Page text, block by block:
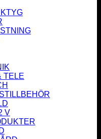
TELE
V